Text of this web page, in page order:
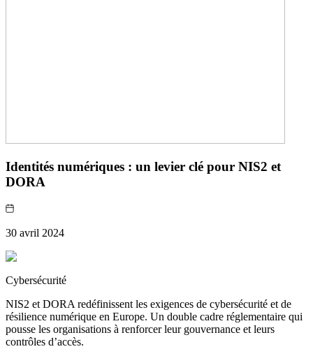
Identités numériques : un levier clé pour NIS2 et
DORA
30 avril 2024
Cybersécurité
NIS2 et DORA redéfinissent les exigences de cybersécurité et de
résilience numérique en Europe. Un double cadre réglementaire qui
pousse les organisations à renforcer leur gouvernance et leurs
contrôles d’accès.